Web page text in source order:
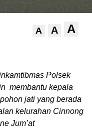
A A A
Polsek
membantu kepala
jati yang berada
kelurahan Cinnong
Jum’at